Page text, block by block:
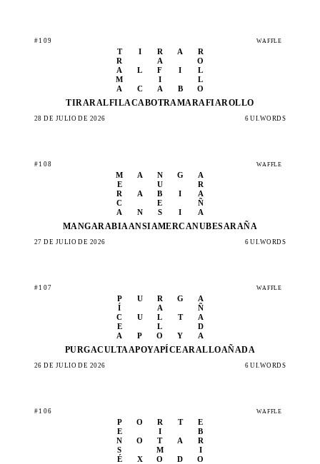
#109 WAFFLE
T I R A
R
R
A
O
A
L F I
L
M
I
L
A
C A B O
TIRARALFILACABOTRAMARAFIAROLLO
28 DE JULIO DE 2026 6 UI.WORDS
#108 WAFFLE
M A N G
A
E
U
R
R
A B I
A
C
E
Ñ
A
N S I A
MANGARABIAANSIAMERCANUBESARAÑA
27 DE JULIO DE 2026 6 UI.WORDS
#107 WAFFLE
P U R G
A
Í
A
Ñ
C
U L T
A
E
L
D
A
P O Y A
PURGACULTAAPOYAPÍCEARALLOAÑADA
26 DE JULIO DE 2026 6 UI.WORDS
#106 WAFFLE
P O R T
E
E
I
B
N
O T A
R
S
M
I
É
X O D O